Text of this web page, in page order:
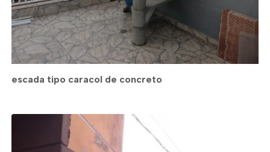
escada tipo caracol de concreto